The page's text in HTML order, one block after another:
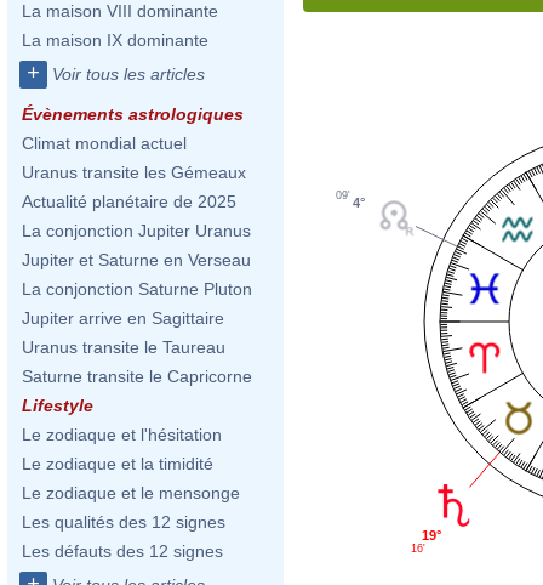
La maison VIII dominante
La maison IX dominante
+ Voir tous les articles
Évènements astrologiques
Climat mondial actuel
Uranus transite les Gémeaux
Actualité planétaire de 2025
La conjonction Jupiter Uranus
Jupiter et Saturne en Verseau
La conjonction Saturne Pluton
Jupiter arrive en Sagittaire
Uranus transite le Taureau
Saturne transite le Capricorne
Lifestyle
Le zodiaque et l'hésitation
Le zodiaque et la timidité
Le zodiaque et le mensonge
Les qualités des 12 signes
Les défauts des 12 signes
4°
09'
19°
16'